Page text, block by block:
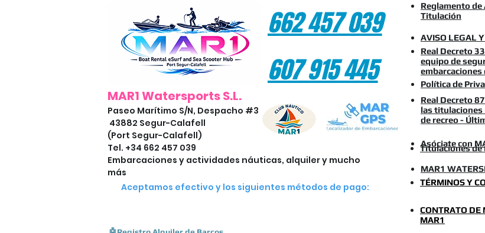
662 457 039
607 915 445
Reglamento de
Titulación
AVISO LEGAL
MAR1 Watersports S.L.
Paseo Marítimo S/N, Despacho #3
43882 Segur-Calafell
(Port Segur-Calafell)
Tel. +34 662 457 039
Embarcaciones y actividades náuticas, alquiler y mucho
más
Real Decreto
las titulaciones
de recreo -
Titulaciones de
Real Decreto
equipo de
embarcaciones
Aceptamos efectivo y los siguientes métodos de pago:
Política de
Asóciate con
MAR1
TÉRMINOS Y
CONTRATO DE
MAR1